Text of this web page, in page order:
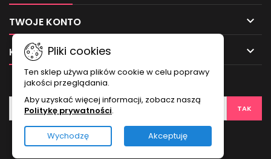
TWOJE KONTO 
KONTAKT 
Pliki cookies
Ten sklep używa plików cookie w celu poprawy
jakości przeglądania.
Aby uzyskać więcej informacji, zobacz naszą
Politykę prywatności.
Wychodzę Akceptuję
NEWSLETTER